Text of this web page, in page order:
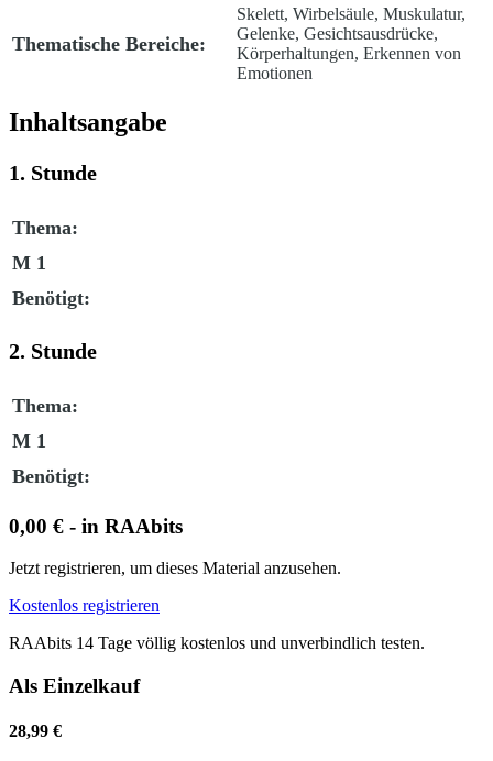
Thematische Bereiche:
Skelett, Wirbelsäule, Muskulatur,
Gelenke, Gesichtsausdrücke,
Körperhaltungen, Erkennen von
Emotionen
Inhaltsangabe
1. Stunde
Thema:
M 1
Benötigt:
2. Stunde
Thema:
M 1
Benötigt:
0,00 € - in RAAbits
Jetzt registrieren, um dieses Material anzusehen.
Kostenlos registrieren
RAAbits 14 Tage völlig kostenlos und unverbindlich testen.
Als Einzelkauf
28,99 €